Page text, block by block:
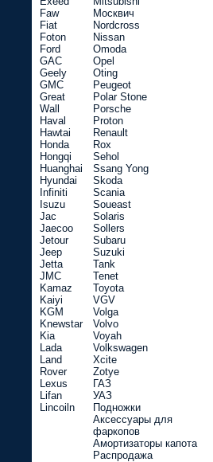
Faw
Fiat
Foton
Ford
GAC
Geely
GMC
Great
Wall
Haval
Hawtai
Honda
Hongqi
Huanghai
Hyundai
Infiniti
Isuzu
Jac
Jaecoo
Jetour
Jeep
Jetta
JMC
Kamaz
Kaiyi
KGM
Knewstar
Kia
Lada
Land
Rover
Lexus
Lifan
Lincoiln
Москвич
Nordcross
Nissan
Omoda
Opel
Oting
Peugeot
Polar Stone
Porsche
Proton
Renault
Rox
Sehol
Ssang Yong
Skoda
Scania
Soueast
Solaris
Sollers
Subaru
Suzuki
Tank
Tenet
Toyota
VGV
Volga
Volvo
Voyah
Volkswagen
Xcite
Zotye
ГАЗ
УАЗ
Подножки
Аксессуары для
фаркопов
Амортизаторы капота
Распродажа